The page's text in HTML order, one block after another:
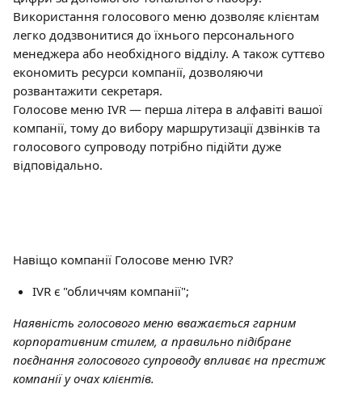
Використання голосового меню дозволяє клієнтам
легко додзвонитися до їхнього персонального
менеджера або необхідного відділу. А також суттєво
економить ресурси компанії, дозволяючи
розвантажити секретаря.
Голосове меню IVR — перша літера в алфавіті вашої
компанії, тому до вибору маршрутизації дзвінків та
голосового супроводу потрібно підійти дуже
відповідально.
Навіщо компанії Голосове меню IVR?
IVR є "обличчям компанії";
Наявність голосового меню вважається гарним
корпоративним стилем, а правильно підібране
поєднання голосового супроводу впливає на престиж
компанії у очах клієнтів.